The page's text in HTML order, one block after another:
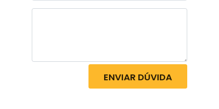
ENVIAR DÚVIDA